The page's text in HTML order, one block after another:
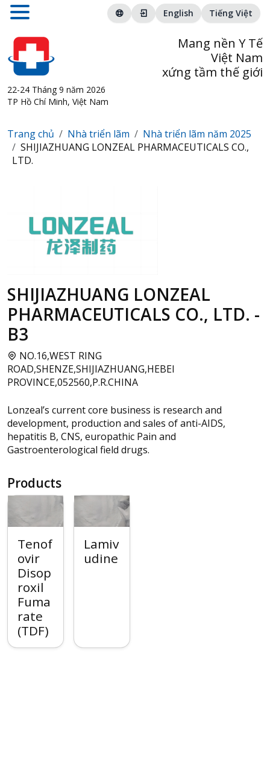
English Tiếng Việt
22-24 Tháng 9 năm 2026
TP Hồ Chí Minh, Việt Nam
Mang nền Y Tế
Việt Nam
xứng tầm thế giới
Trang chủ Nhà triển lãm
Nhà triển lãm năm 2025
SHIJIAZHUANG LONZEAL PHARMACEUTICALS CO.,
LTD.
SHIJIAZHUANG LONZEAL
PHARMACEUTICALS CO., LTD. -
B3
NO.16,WEST RING
ROAD,SHENZE,SHIJIAZHUANG,HEBEI
PROVINCE,052560,P.R.CHINA
Lonzeal’s current core business is research and
development, production and sales of anti-AIDS,
hepatitis B, CNS, europathic Pain and
Gastroenterological field drugs.
Products
Tenof
ovir
Disop
roxil
Fuma
rate
(TDF)
Lamiv
udine